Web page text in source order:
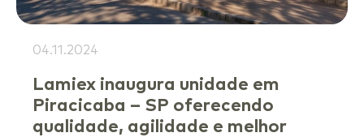
04.11.2024
Lamiex inaugura unidade em
Piracicaba – SP oferecendo
qualidade, agilidade e melhor